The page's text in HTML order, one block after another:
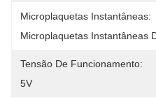
Microplaquetas Instantâneas:
Microplaquetas Instantâneas
Tensão De Funcionamento:
5V